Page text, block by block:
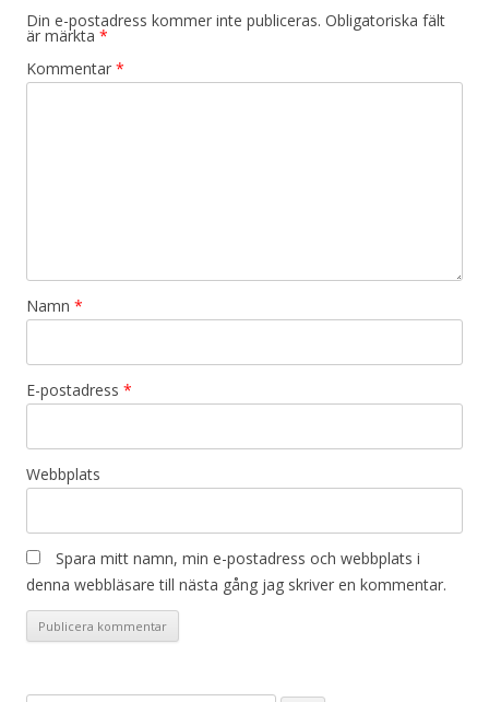
Din e-postadress kommer inte publiceras. Obligatoriska fält
är märkta *
Kommentar *
Namn *
E-postadress *
Webbplats
Spara mitt namn, min e-postadress och webbplats i
denna webbläsare till nästa gång jag skriver en kommentar.